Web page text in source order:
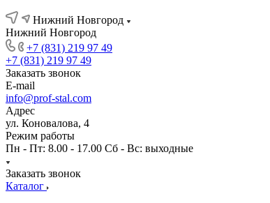
Нижний Новгород
Нижний Новгород
+7 (831) 219 97 49
+7 (831) 219 97 49
Заказать звонок
E-mail
info@prof-stal.com
Адрес
ул. Коновалова, 4
Режим работы
Пн - Пт: 8.00 - 17.00 Сб - Вс: выходные
Заказать звонок
Каталог